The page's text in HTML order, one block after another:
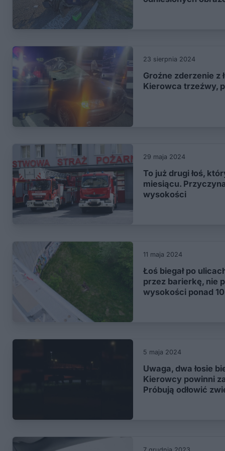
23 sierpnia 2024
Groźne zderzenie z
Kierowca trzeźwy,
29 maja 2024
To już drugi łoś,
miesiącu.
wysokości
11 maja 2024
Łoś biegał po
przez barierkę, nie
wysokości ponad
5 maja 2024
Uwaga, dwa łosie
Kierowcy powinni
Próbują odłowić